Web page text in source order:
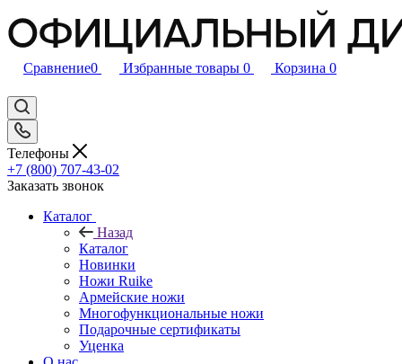
Сравнение0 Избранные товары 0 Корзина 0
Телефоны
+7 (800) 707-43-02
Заказать звонок
Каталог
Назад
Каталог
Новинки
Ножи Ruike
Армейские ножи
Многофункциональные ножи
Подарочные сертификаты
Уценка